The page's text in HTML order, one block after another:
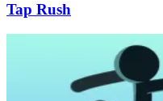
Tap Rush